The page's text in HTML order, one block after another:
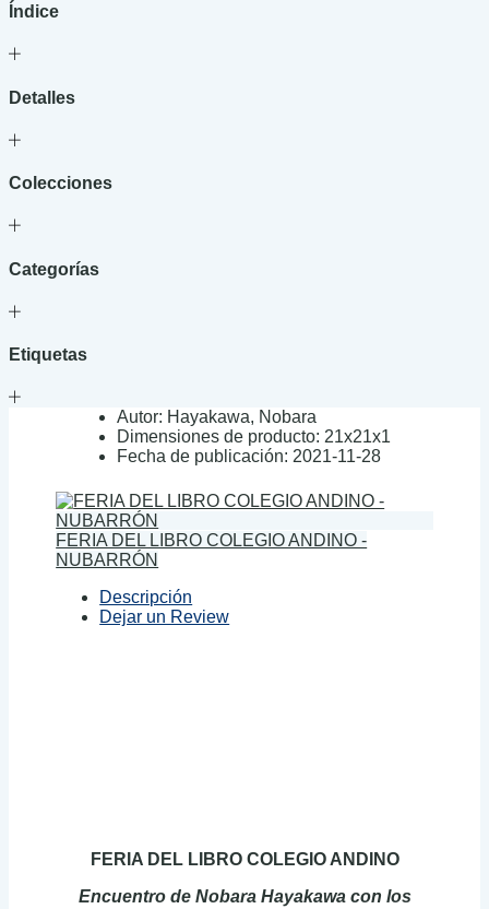
Índice
Detalles
Colecciones
Categorías
Etiquetas
Autor: Hayakawa, Nobara
Dimensiones de producto: 21x21x1
Fecha de publicación: 2021-11-28
FERIA DEL LIBRO COLEGIO ANDINO -
NUBARRÓN
Descripción
Dejar un Review
FERIA DEL LIBRO COLEGIO ANDINO
Encuentro de Nobara Hayakawa con los